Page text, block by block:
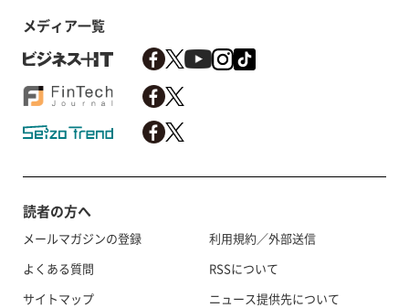
メディア一覧
読者の方へ
メールマガジンの登録
よくある質問
サイトマップ
利用規約／外部送信
RSSについて
ニュース提供先について